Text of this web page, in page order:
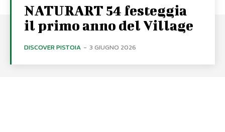
NATURART 54 festeggia
il primo anno del Village
DISCOVER PISTOIA - 3 GIUGNO 2026